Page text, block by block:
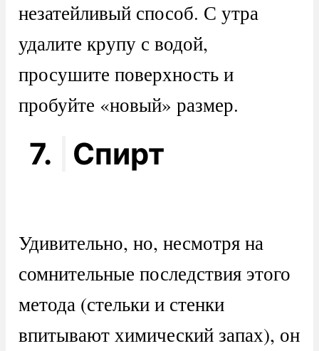
незатейливый способ. С утра
удалите крупу с водой,
просушите поверхность и
пробуйте «новый» размер.
7. Спирт
Удивительно, но, несмотря на
сомнительные последствия этого
метода (стельки и стенки
впитывают химический запах), он